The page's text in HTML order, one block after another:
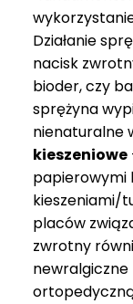
Działanie
nacisk
bioder, czy
sprężyna
nienaturalne
kieszeniowe
papierowymi
kieszeniami/
placów
zwrotny
newralgiczne